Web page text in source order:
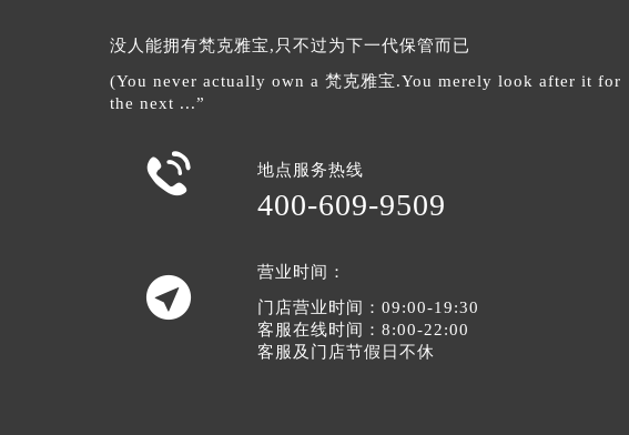
没人能拥有梵克雅宝,只不过为下一代保管而已
(You never actually own a 梵克雅宝.You merely look after it for
the next ...”
 地点服务热线
400-609-9509

营业时间：
门店营业时间：09:00-19:30
客服在线时间：8:00-22:00
客服及门店节假日不休